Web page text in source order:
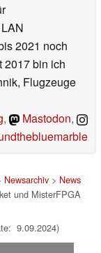
2021 noch
2017 bin ich
Flugzeuge
, Mastodon,
Newsarchiv> News
und MisterFPGA
9.09.2024)